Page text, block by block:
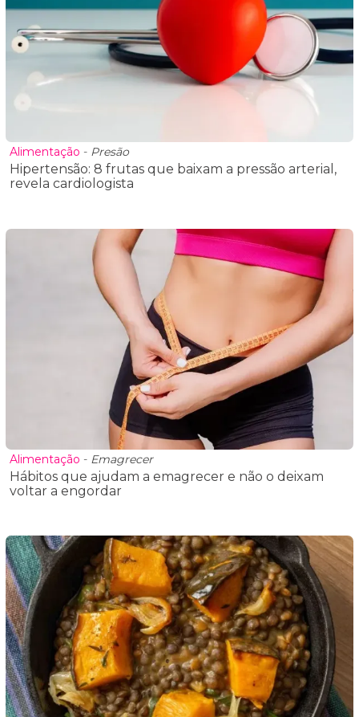
Alimentação - Presão
Hipertensão: 8 frutas que baixam a pressão arterial,
revela cardiologista
Alimentação - Emagrecer
Hábitos que ajudam a emagrecer e não o deixam
voltar a engordar